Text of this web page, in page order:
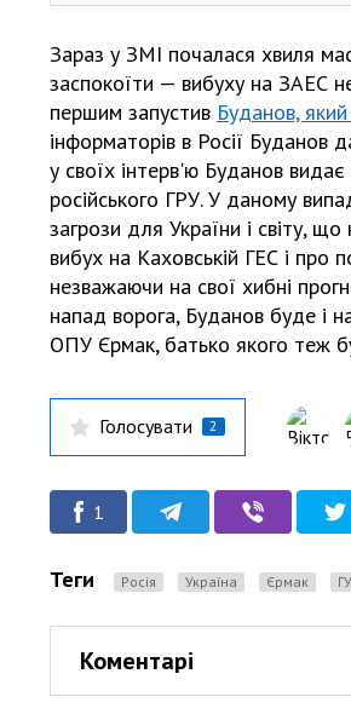
Зараз у ЗМІ почалася хвиля
заспокоїти — вибуху на ЗАЕС
першим запустив Буданов,
інформаторів в Росії
у своїх інтерв'ю Буданов
російського ГРУ. У даному
загрози для України і світу,
вибух на Каховській ГЕС і
незважаючи на свої хибні
напад ворога, Буданов буде і
ОПУ Єрмак, батько якого теж
Голосувати 2
1
Теги Росія Україна Єрмак
Коментарі